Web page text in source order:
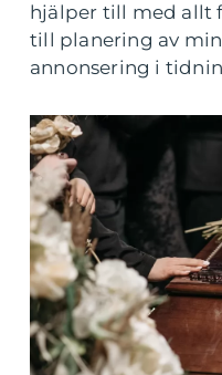
hjälper till med allt
till planering av
annonsering i